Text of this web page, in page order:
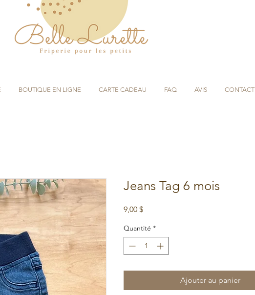
BOUTIQUE EN LIGNE CARTE CADEAU FAQ AVIS CONTACT
Jeans Tag 6 mois
9,00 $Prix
Quantité *
Ajouter au panier